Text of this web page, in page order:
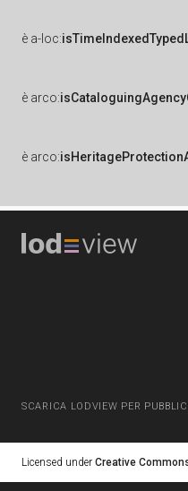
è a-loc:
è arco:
è arco:
SCARICA LODVIEW PER
Licensed under Creative